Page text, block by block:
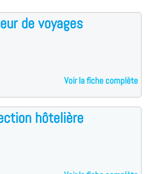
de voyages
Voir la fiche complète
hôtelière